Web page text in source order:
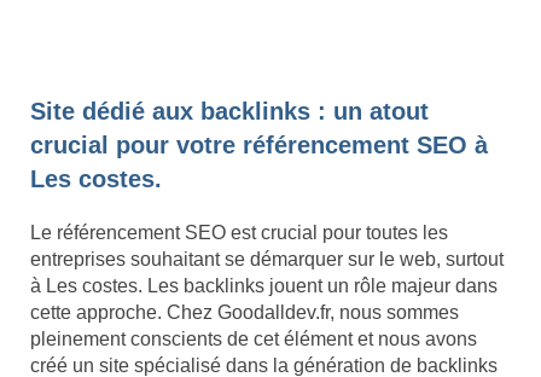
Site dédié aux backlinks : un atout
crucial pour votre référencement SEO à
Les costes.
Le référencement SEO est crucial pour toutes les
entreprises souhaitant se démarquer sur le web, surtout
à Les costes. Les backlinks jouent un rôle majeur dans
cette approche. Chez Goodalldev.fr, nous sommes
pleinement conscients de cet élément et nous avons
créé un site spécialisé dans la génération de backlinks